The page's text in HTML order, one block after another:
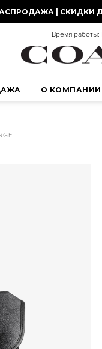
| СКИДКИ
Время работы:
О КОМПАНИИ